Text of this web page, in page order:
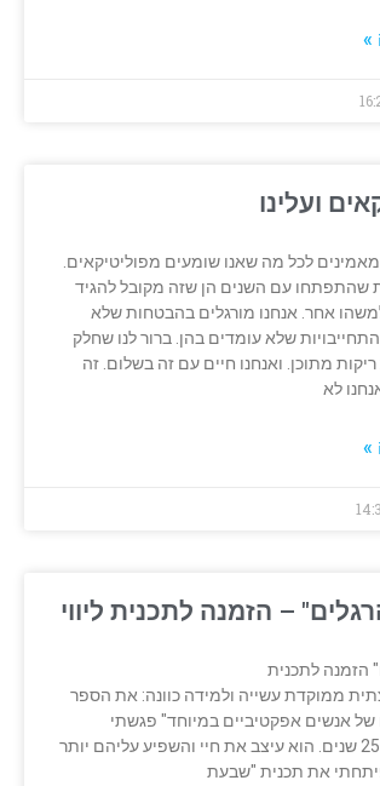
»
ועלינו
לכל מה שאנו שומעים מפוליטיקאים.
שהתפתחו עם השנים הן שזה מקובל להגיד
אחר. אנחנו מורגלים בהבטחות שלא
שלא עומדים בהן. ברור לנו שחלק
מתוכן. ואנחנו חיים עם זה בשלום. זה
לא
»
– הזמנה לתכנית ליווי
הזמנה לתכנית
ממוקדת עשייה ולמידה כוונה: את הספר
אנשים אפקטיביים במיוחד" פגשתי
לראשונה לפני כ-25 שנים. הוא עיצב את חיי והשפיע עליהם יותר
את תכנית "שבעת